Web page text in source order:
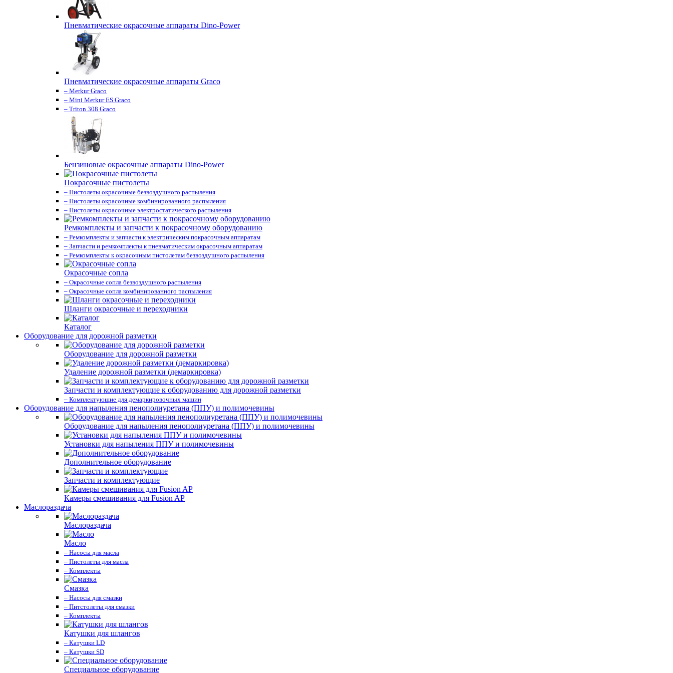
Пневматические окрасочные аппараты Dino-Power
Пневматические окрасочные аппараты Graco
– Merkur Graco
– Mini Merkur ES Graco
– Triton 308 Graco
Бензиновые окрасочные аппараты Dino-Power
Покрасочные пистолеты
– Пистолеты окрасочные безвоздушного распыления
– Пистолеты окрасочные комбинированного распыления
– Пистолеты окрасочные электростатического распыления
Ремкомплекты и запчасти к покрасочному оборудованию
– Ремкомплекты и запчасти к электрическим покрасочным аппаратам
– Запчасти и ремкомплекты к пневматическим окрасочным аппаратам
– Ремкомплекты к окрасочным пистолетам безвоздушного распыления
Окрасочные сопла
– Окрасочные сопла безвоздушного распыления
– Окрасочные сопла комбинированного распыления
Шланги окрасочные и переходники
Каталог
Оборудование для дорожной разметки
Оборудование для дорожной разметки
Удаление дорожной разметки (демаркировка)
Запчасти и комплектующие к оборудованию для дорожной разметки
– Комплектующие для демаркировочных машин
Оборудование для напыления пенополиуретана (ППУ) и полимочевины
Оборудование для напыления пенополиуретана (ППУ) и полимочевины
Установки для напыления ППУ и полимочевины
Дополнительное оборудование
Запчасти и комплектующие
Камеры смешивания для Fusion AP
Маслораздача
Маслораздача
Масло
– Насосы для масла
– Пистолеты для масла
– Комплекты
Смазка
– Насосы для смазки
– Питстолеты для смазки
– Комплекты
Катушки для шлангов
– Катушки LD
– Катушки SD
Специальное оборудование